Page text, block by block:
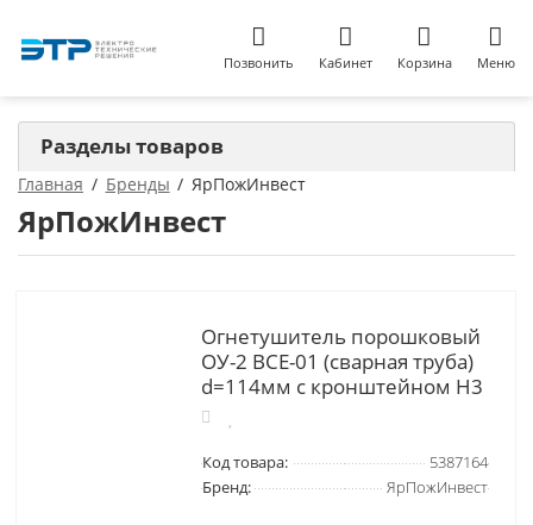
Позвонить Кабинет Корзина Меню
Главная Бренды ЯрПожИнвест
ЯрПожИнвест
Огнетушитель порошковый
ОУ-2 ВСЕ-01 (сварная труба)
d=114мм с кронштейном Н3
Код товара:
5387164
Бренд:
ЯрПожИнвест
Разделы товаров